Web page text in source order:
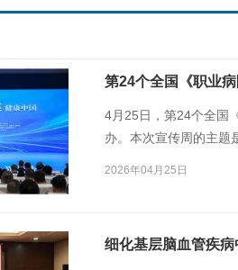
第24个全国《职业
4月25日，第24个全国
办。本次宣传周的主题
2026年04月25日
细化基层脑血管疾